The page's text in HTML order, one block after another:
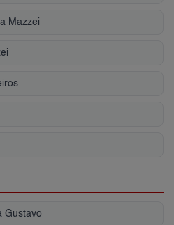
Mazzei
Gustavo